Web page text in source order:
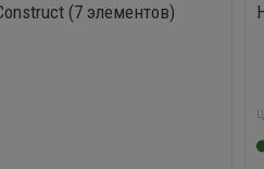
(7 элементов)